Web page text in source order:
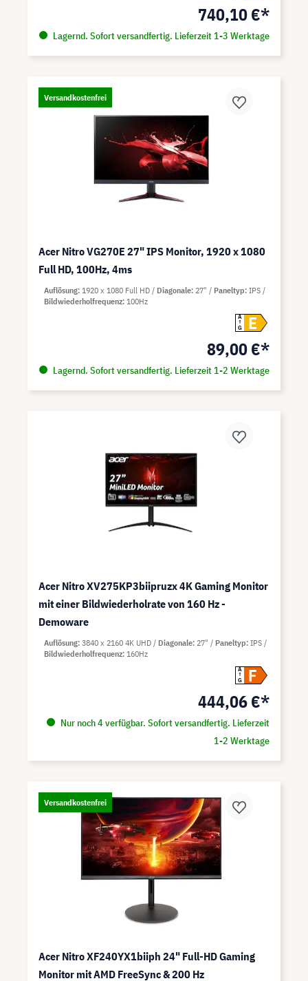
740,10 €*
Lagernd. Sofort versandfertig. Lieferzeit 1-3 Werktage
Versandkostenfrei
Acer Nitro VG270E 27" IPS Monitor, 1920 x 1080
Full HD, 100Hz, 4ms
A
G
E
89,00 €*
Lagernd. Sofort versandfertig. Lieferzeit 1-2 Werktage
Auflösung 1920 x 1080 Full HD Diagonale 27" Paneltyp IPS
Bildwiederholfrequenz 100Hz
Acer Nitro XV275KP3biipruzx 4K Gaming Monitor
mit einer Bildwiederholrate von 160 Hz -
Demoware
A
G
F
444,06 €*
Nur noch 4 verfügbar. Sofort versandfertig. Lieferzeit
1-2 Werktage
Auflösung 3840 x 2160 4K UHD Diagonale 27" Paneltyp IPS
Bildwiederholfrequenz 160Hz
Versandkostenfrei
Acer Nitro XF240YX1biiph 24" Full-HD Gaming
Monitor mit AMD FreeSync & 200 Hz